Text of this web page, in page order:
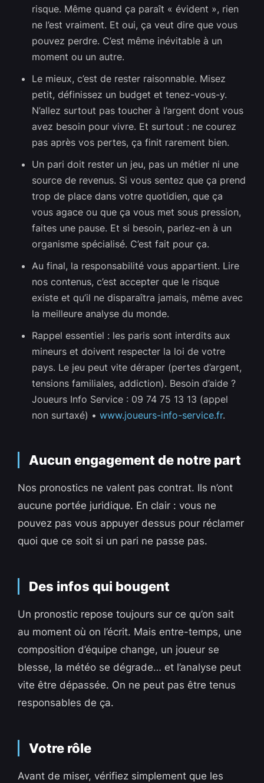
risque. Même quand ça paraît « évident », rien
ne l’est vraiment. Et oui, ça veut dire que vous
pouvez perdre. C’est même inévitable à un
moment ou un autre.
Le mieux, c’est de rester raisonnable. Misez
petit, définissez un budget et tenez-vous-y.
N’allez surtout pas toucher à l’argent dont vous
avez besoin pour vivre. Et surtout : ne courez
pas après vos pertes, ça finit rarement bien.
Un pari doit rester un jeu, pas un métier ni une
source de revenus. Si vous sentez que ça prend
trop de place dans votre quotidien, que ça
vous agace ou que ça vous met sous pression,
faites une pause. Et si besoin, parlez-en à un
organisme spécialisé. C’est fait pour ça.
Au final, la responsabilité vous appartient. Lire
nos contenus, c’est accepter que le risque
existe et qu’il ne disparaîtra jamais, même avec
la meilleure analyse du monde.
Rappel essentiel : les paris sont interdits aux
mineurs et doivent respecter la loi de votre
pays. Le jeu peut vite déraper (pertes d’argent,
tensions familiales, addiction). Besoin d’aide ?
Joueurs Info Service : 09 74 75 13 13 (appel
non surtaxé) •www.joueurs-info-service.fr.
Aucun engagement de notre part
Nos pronostics ne valent pas contrat. Ils n’ont
aucune portée juridique. En clair : vous ne
pouvez pas vous appuyer dessus pour réclamer
quoi que ce soit si un pari ne passe pas.
Des infos qui bougent
Un pronostic repose toujours sur ce qu’on sait
au moment où on l’écrit. Mais entre-temps, une
composition d’équipe change, un joueur se
blesse, la météo se dégrade… et l’analyse peut
vite être dépassée. On ne peut pas être tenus
responsables de ça.
Votre rôle
Avant de miser, vérifiez simplement que les